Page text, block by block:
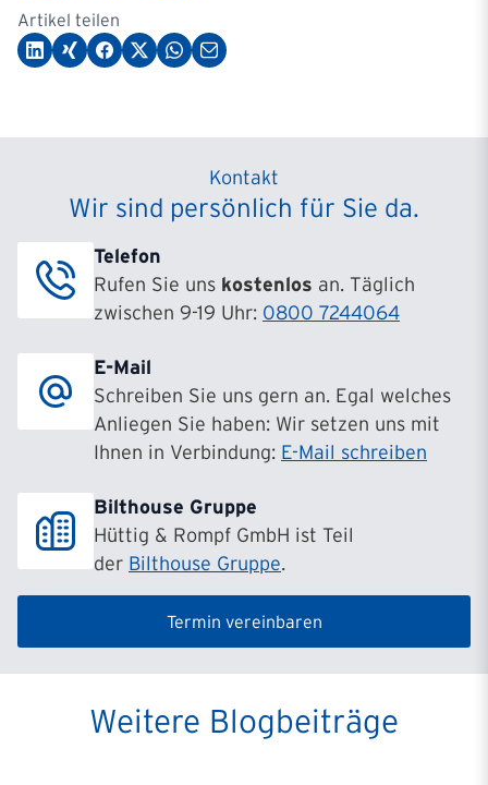
Artikel teilen
Kontakt
Wir sind persönlich für Sie da.
Telefon
Rufen Sie uns kostenlos an. Täglich
zwischen 9-19 Uhr: 0800 7244064
E-Mail
Schreiben Sie uns gern an. Egal welches
Anliegen Sie haben: Wir setzen uns mit
Ihnen in Verbindung: E-Mail schreiben
Bilthouse Gruppe
Hüttig & Rompf GmbH ist Teil
der Bilthouse Gruppe.
Termin vereinbaren
Weitere Blogbeiträge